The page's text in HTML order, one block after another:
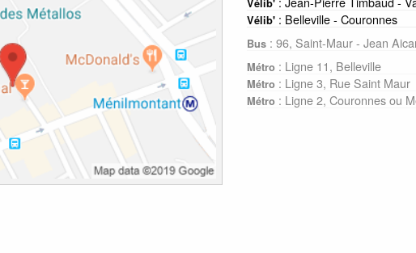
Vélib'
Vélib' : Belleville - Couronnes
Bus : 96, Saint-Maur - Jean
Métro : Ligne 11, Belleville
Métro : Ligne 3, Rue Saint Maur
Métro : Ligne 2, Couronnes ou